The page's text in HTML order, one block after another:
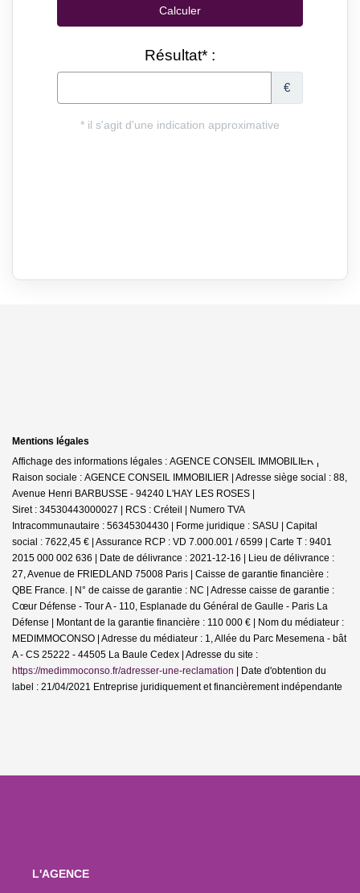
Mentions légales
Affichage des informations légales : AGENCE CONSEIL IMMOBILIER |
Raison sociale : AGENCE CONSEIL IMMOBILIER | Adresse siège social : 88,
Avenue Henri BARBUSSE - 94240 L'HAY LES ROSES |
Siret : 34530443000027 | RCS : Créteil | Numero TVA
Intracommunautaire : 56345304430 | Forme juridique : SASU | Capital
social : 7622,45 € | Assurance RCP : VD 7.000.001 / 6599 | Carte T : 9401
2015 000 002 636 | Date de délivrance : 2021-12-16 | Lieu de délivrance :
27, Avenue de FRIEDLAND 75008 Paris | Caisse de garantie financière :
QBE France. | N° de caisse de garantie : NC | Adresse caisse de garantie :
Cœur Défense - Tour A - 110, Esplanade du Général de Gaulle - Paris La
Défense | Montant de la garantie financière : 110 000 € | Nom du médiateur :
MEDIMMOCONSO | Adresse du médiateur : 1, Allée du Parc Mesemena - bât
A - CS 25222 - 44505 La Baule Cedex | Adresse du site :
https://medimmoconso.fr/adresser-une-reclamation | Date d'obtention du
label : 21/04/2021 Entreprise juridiquement et financièrement indépendante
L'AGENCE